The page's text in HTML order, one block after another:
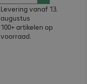
Levering vanaf 13.
augustus
100+ artikelen op
voorraad.